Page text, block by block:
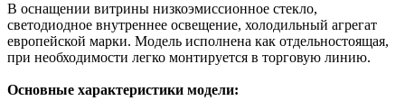
В оснащении витрины низкоэмиссионное стекло,
светодиодное внутреннее освещение, холодильный агрегат
европейской марки. Модель исполнена как отдельностоящая,
при необходимости легко монтируется в торговую линию.
Основные характеристики модели: